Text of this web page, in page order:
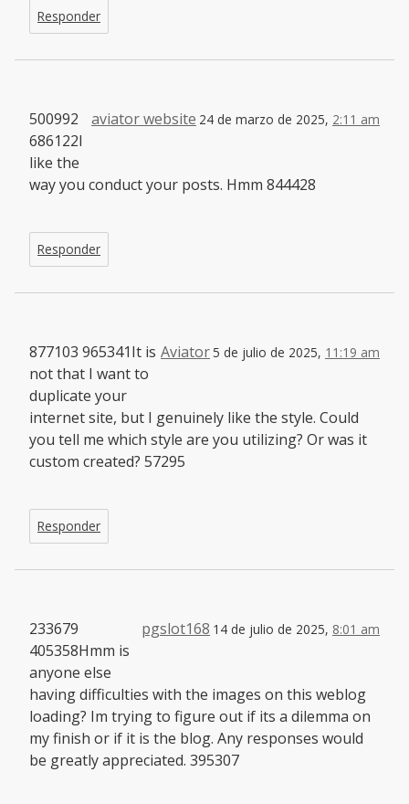
Responder
aviator website 24 de marzo de 2025, 2:11 am
500992
686122I
like the
way you conduct your posts. Hmm 844428
Responder
Aviator5 de julio de 2025, 11:19 am
877103 965341It is
not that I want to
duplicate your
internet site, but I genuinely like the style. Could
you tell me which style are you utilizing? Or was it
custom created? 57295
Responder
pgslot168 14 de julio de 2025, 8:01 am
233679
405358Hmm is
anyone else
having difficulties with the images on this weblog
loading? Im trying to figure out if its a dilemma on
my finish or if it is the blog. Any responses would
be greatly appreciated. 395307